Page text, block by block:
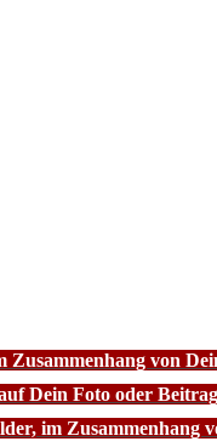
von
Dein Foto oder
im